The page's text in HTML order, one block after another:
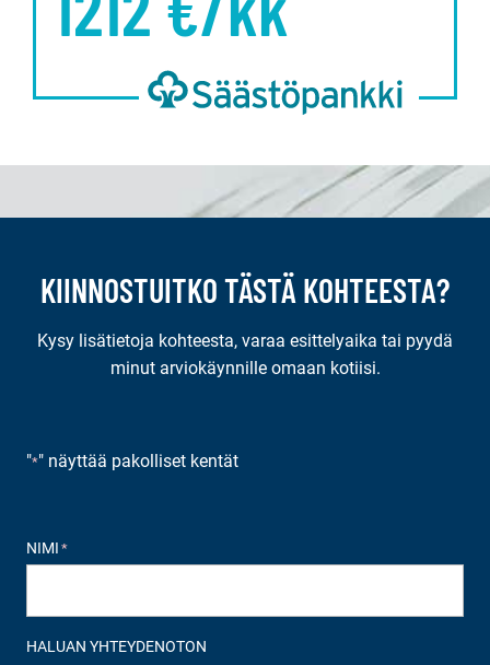
KIINNOSTUITKO TÄSTÄ KOHTEESTA?
Kysy lisätietoja kohteesta, varaa esittelyaika tai pyydä
minut arviokäynnille omaan kotiisi.
"*" näyttää pakolliset kentät
NIMI *
HALUAN YHTEYDENOTON